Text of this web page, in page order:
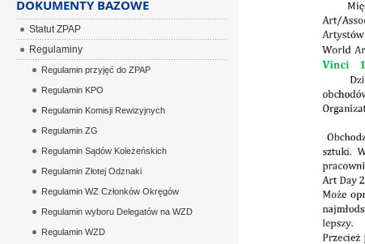
DOKUMENTY BAZOWE
Statut ZPAP
Regulaminy
Regulamin przyjęć do ZPAP
Regulamin KPO
Regulamin Komisji Rewizyjnych
Regulamin ZG
Regulamin Sądów Koleżeńskich
Regulamin Złotej Odznaki
Regulamin WZ Członków Okręgów
Regulamin wyboru Delegatów na WZD
Regulamin WZD